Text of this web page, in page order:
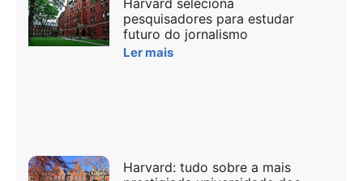
Harvard seleciona
pesquisadores para estudar
futuro do jornalismo
Ler mais
Harvard: tudo sobre a mais